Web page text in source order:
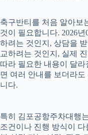
축구반티를 처음 알아보
것이 필요합니다. 2026
하려는 것인지, 상담을
교하려는 것인지, 실제
따라 필요한 내용이 달
면 여러 안내를 보더라
니다.
특히 김포공항주차대행
조건이나 진행 방식이 다